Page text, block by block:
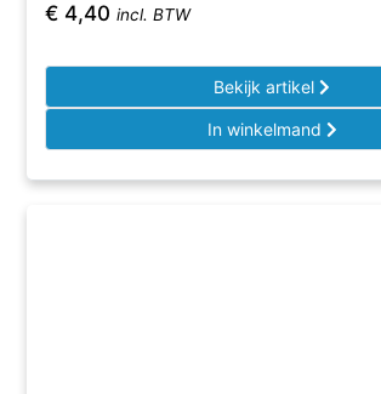
€ 4,40 incl. BTW
Bekijk artikel
In winkelmand